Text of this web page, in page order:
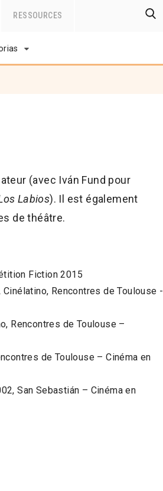
RESSOURCES
(avec Iván Fund pour
Labios). Il est également
de théâtre.
Fiction 2015
Rencontres de Toulouse -
Rencontres de Toulouse –
de Toulouse – Cinéma en
San Sebastián – Cinéma en